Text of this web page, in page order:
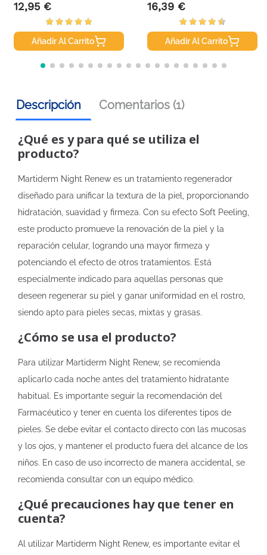
Precio
12,95 €
Añadir Al Carrito
Precio
16,39 €
Añadir Al Carrito
Descripción Comentarios (1)
¿Qué es y para qué se utiliza el
producto?
Martiderm Night Renew es un tratamiento regenerador
diseñado para unificar la textura de la piel, proporcionando
hidratación, suavidad y firmeza. Con su efecto Soft Peeling,
este producto promueve la renovación de la piel y la
reparación celular, logrando una mayor firmeza y
potenciando el efecto de otros tratamientos. Está
especialmente indicado para aquellas personas que
deseen regenerar su piel y ganar uniformidad en el rostro,
siendo apto para pieles secas, mixtas y grasas.
¿Cómo se usa el producto?
Para utilizar Martiderm Night Renew, se recomienda
aplicarlo cada noche antes del tratamiento hidratante
habitual. Es importante seguir la recomendación del
Farmacéutico y tener en cuenta los diferentes tipos de
pieles. Se debe evitar el contacto directo con las mucosas
y los ojos, y mantener el producto fuera del alcance de los
niños. En caso de uso incorrecto de manera accidental, se
recomienda consultar con un equipo médico.
¿Qué precauciones hay que tener en
cuenta?
Al utilizar Martiderm Night Renew, es importante evitar el